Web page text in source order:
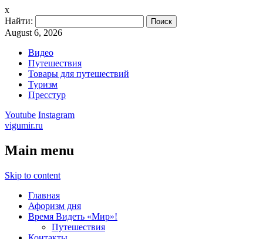
x
Найти:
August 6, 2026
Видео
Путешествия
Товары для путешествий
Туризм
Пресстур
Youtube Instagram
vigumir.ru
Main menu
Skip to content
Главная
Афоризм дня
Время Видеть «Мир»!
Путешествия